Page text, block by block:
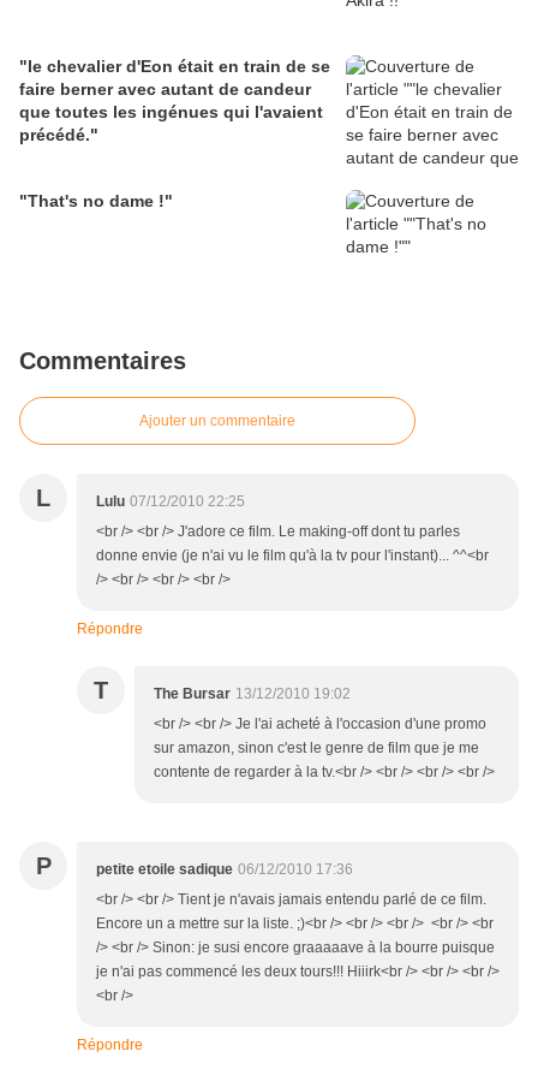
"le chevalier d'Eon était en train de se
faire berner avec autant de candeur
que toutes les ingénues qui l'avaient
précédé."
"That's no dame !"
Commentaires
Ajouter un commentaire
L Lulu 07/12/2010 22:25
<br /> <br /> J'adore ce film. Le making-off dont tu parles
donne envie (je n'ai vu le film qu'à la tv pour l'instant)... ^^<br
/> <br /> <br /> <br />
Répondre
T The Bursar 13/12/2010 19:02
<br /> <br /> Je l'ai acheté à l'occasion d'une promo
sur amazon, sinon c'est le genre de film que je me
contente de regarder à la tv.<br /> <br /> <br /> <br />
P petite etoile sadique 06/12/2010 17:36
<br /> <br /> Tient je n'avais jamais entendu parlé de ce film.
Encore un a mettre sur la liste. ;)<br /> <br /> <br /> <br /> <br
/> <br /> Sinon: je susi encore graaaaave à la bourre puisque
je n'ai pas commencé les deux tours!!! Hiiirk<br /> <br /> <br />
<br />
Répondre